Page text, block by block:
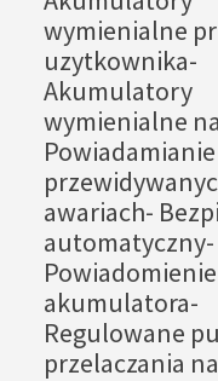
wymienialne
uzytkownika-
Akumulatory
wymienialne
awariach-
automatyczny-
akumulatora-
Regulowane
przelaczania